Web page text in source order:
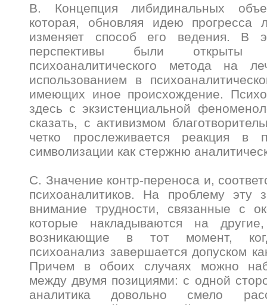
В. Концепция либидинальных
которая, обновляя идею прогресса
изменяет способ его ведения. В
перспективы были открыты
психоаналитического метода на
использованием в
имеющих иное происхождение.
здесь с экзистенциальной
сказать, с активизмом
четко прослеживается реакция в
символизации как стержню
С. Значение контр-переноса и,
психоаналитиков. На проблему эту
внимание трудности, связанные с
которые накладываются на
возникающие в тот момент,
психоанализ завершается допуском
Причем в обоих случаях можно
между двумя позициями: с одной
аналитика довольно смело